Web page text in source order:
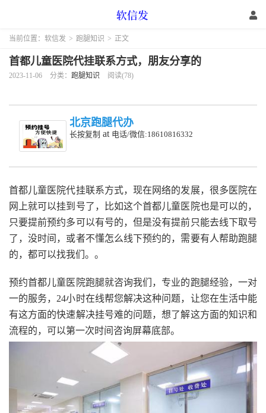
当前位置： 软信发 > 跑腿知识 > 正文
首都儿童医院代挂联系方式，朋友分享的
2023-11-06 分类： 跑腿知识 阅读(78)
北京跑腿代办
长按复制 at 电话/微信:18610816332
首都儿童医院代挂联系方式，现在网络的发展，很多医院在
网上就可以挂到号了，比如这个首都儿童医院也是可以的，
只要提前预约多可以有号的，但是没有提前只能去线下取号
了，没时间，或者不懂怎么线下预约的，需要有人帮助跑腿
的，都可以找我们。。
预约首都儿童医院跑腿就咨询我们，专业的跑腿经验，一对
一的服务，24小时在线帮您解决这种问题，让您在生活中能
有这方面的快速解决挂号难的问题，想了解这方面的知识和
流程的，可以第一次时间咨询屏幕底部。